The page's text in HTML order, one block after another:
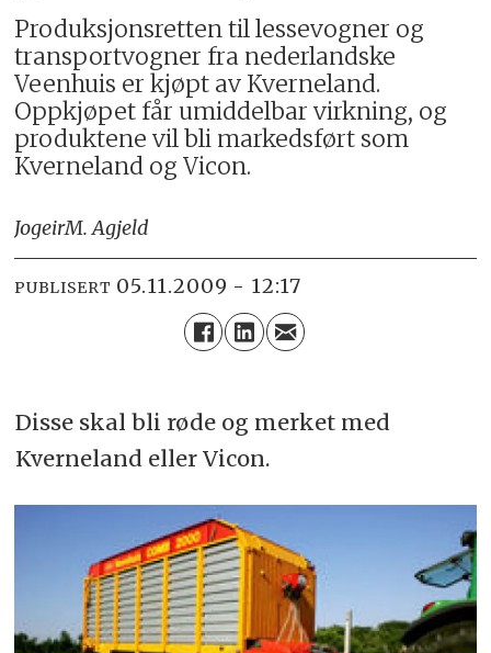
Produksjonsretten til lessevogner og
transportvogner fra nederlandske
Veenhuis er kjøpt av Kverneland.
Oppkjøpet får umiddelbar virkning, og
produktene vil bli markedsført som
Kverneland og Vicon.
JogeirM. Agjeld
PUBLISERT 05.11.2009 - 12:17
Disse skal bli røde og merket med
Kverneland eller Vicon.